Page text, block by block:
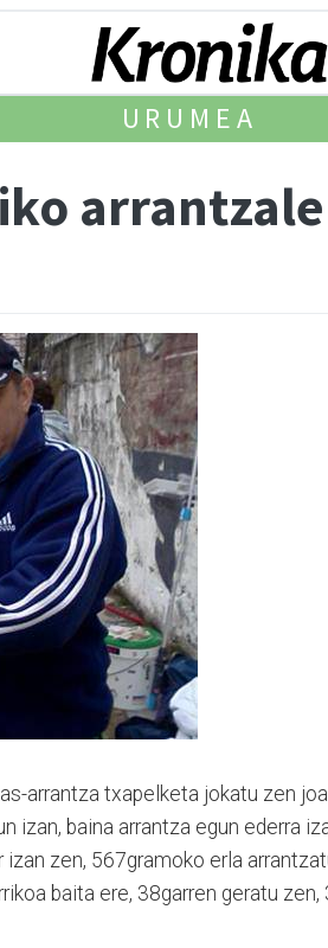
URUMEA
arran­tza txapelketa jokatu zen
izan, baina arrantza egun ederra
zen, 567gramoko erla
baita ere, 38garren geratu zen,